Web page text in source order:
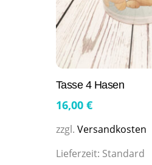
Tasse 4 Hasen
16,00 €
zzgl. Versandkosten
Lieferzeit: Standard